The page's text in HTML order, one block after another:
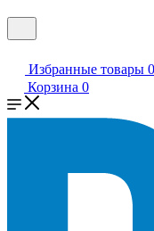
Избранные товары 0
Корзина 0